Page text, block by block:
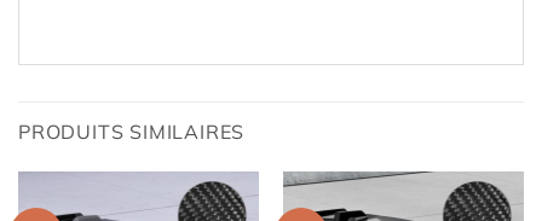
PRODUITS SIMILAIRES